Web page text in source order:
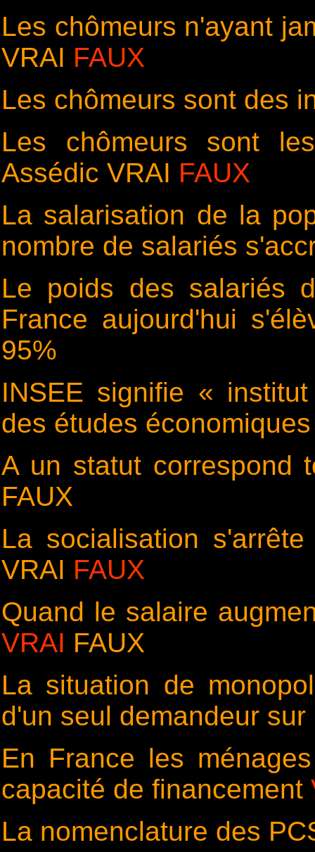
Les chômeurs n'ayant
VRAI FAUX
Les chômeurs sont des
Les chômeurs sont
Assédic VRAI FAUX
La salarisation de la
nombre de salariés
Le poids des salariés
France aujourd'hui
95%
INSEE signifie «
des études
A un statut correspond
FAUX
La socialisation
VRAI FAUX
Quand le salaire
VRAI FAUX
La situation de
d'un seul demandeur
En France les
capacité de financement
La nomenclature des